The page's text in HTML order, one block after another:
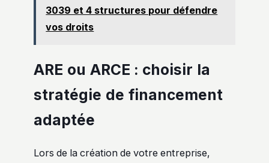
3039 et 4 structures pour défendre
vos droits
ARE ou ARCE : choisir la
stratégie de financement
adaptée
Lors de la création de votre entreprise,